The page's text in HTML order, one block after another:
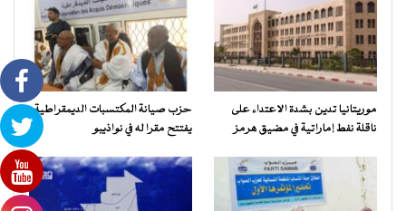
موريتانيا تدين بشدة الاعتداء على
ناقلة نفط إماراتية في مضيق هرمز
حزب صيانة المكتسبات الديمقراطية
يفتتح مقرا له في نواذيبو